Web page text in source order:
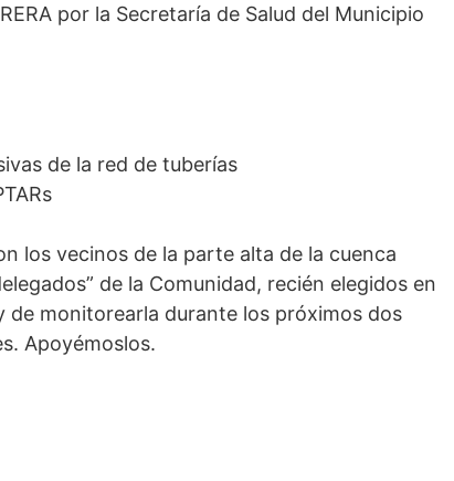
por la Secretaría de Salud del Municipio
de la red de tuberías
los vecinos de la parte alta de la cuenca
de la Comunidad, recién elegidos en
de monitorearla durante los próximos dos
Apoyémoslos.